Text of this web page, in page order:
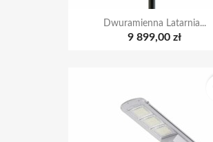
Dwuramienna Latarnia...
9 899,00 zł